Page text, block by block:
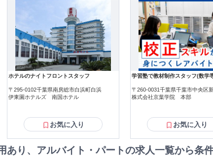
ホテルのナイトフロントスタッフ
〒295-0102千葉県南房総市白浜町白浜
伊東園ホテルズ 南国ホテル
お気に入り
学習塾で教材制作スタッフ(数学
〒260-0031千葉県千葉市中央区
株式会社京葉学院 本部
お気に入り
り、アルバイト・パートの求人一覧から条